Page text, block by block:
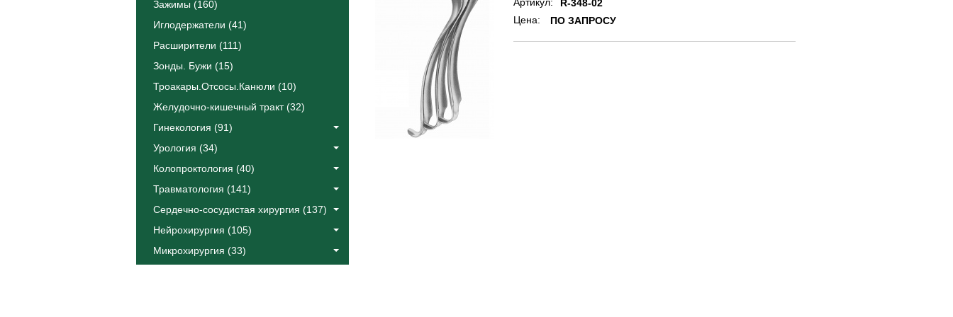
Зажимы (160)
Иглодержатели (41)
Расширители (111)
Зонды. Бужи (15)
Троакары.Отсосы.Канюли (10)
Желудочно-кишечный тракт (32)
Гинекология (91)
Урология (34)
Колопроктология (40)
Травматология (141)
Сердечно-сосудистая хирургия (137)
Нейрохирургия (105)
Микрохирургия (33)
Артикул:
R-348-02
Цена:
ПО ЗАПРОСУ